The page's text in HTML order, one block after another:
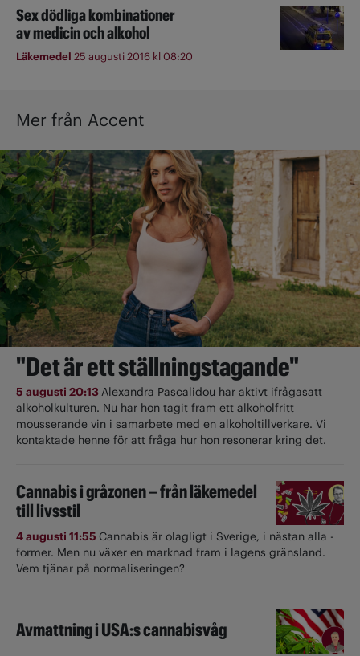
Sex dödliga kombinationer
av medicin och alkohol
Läkemedel 25 augusti 2016 kl 08:20
Mer från Accent
"Det är ett ställningstagande"
5 augusti 20:13Alexandra Pascalidou har aktivt ifrågasatt
alkoholkulturen. Nu har hon tagit fram ett alkoholfritt
mousserande vin i samarbete med en alkoholtillverkare. Vi
kontaktade henne för att fråga hur hon resonerar kring det.
Cannabis i gråzonen – från läkemedel
till livsstil
4 augusti 11:55 Cannabis är olagligt i ­Sverige, i nästan alla ­
former. Men nu växer en marknad fram i lagens gränsland.
Vem tjänar på normaliseringen?
Avmattning i USA:s cannabisvåg